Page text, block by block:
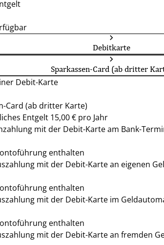
Debitkarte
Sparkassen-Card (ab dritter
Debit-Karte
Card (ab dritter Karte)
Entgelt 15,00 € pro Jahr
mit der Debit-Karte am Bank-
enthalten
mit der Debit-Karte an eigenen
enthalten
mit der Debit-Karte im
enthalten
mit der Debit-Karte an fremden